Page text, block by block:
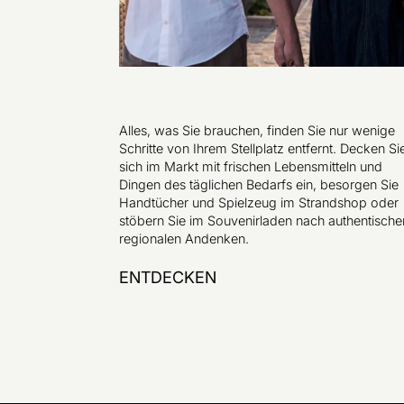
Alles, was Sie brauchen, finden Sie nur wenige
Schritte von Ihrem Stellplatz entfernt. Decken
sich im Markt mit frischen Lebensmitteln und
Dingen des täglichen Bedarfs ein, besorgen Sie
Handtücher und Spielzeug im Strandshop oder
stöbern Sie im Souvenirladen nach
regionalen Andenken.
ENTDECKEN